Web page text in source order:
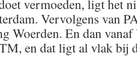
vermoeden, ligt het
Vervolgens van
Woerden. En dan vanaf
en dat ligt al vlak bij